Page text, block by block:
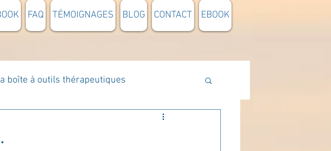
FAQ TÉMOIGNAGES BLOG CONTACT EBOOK
boîte à outils thérapeutiques
Méthodologie